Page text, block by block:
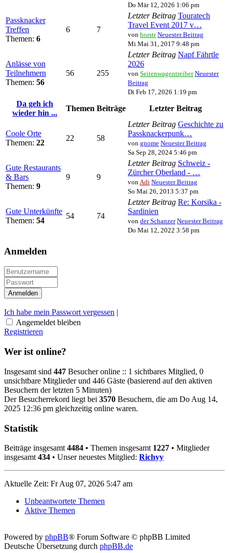
Do Mär 12, 2026 1:06 pm
Passknacker
Treffen
Themen: 6
6 7
Letzter Beitrag Touratech
Travel Event 2017 v…
von horstr Neuester Beitrag
Mi Mai 31, 2017 9:48 pm
Anlässe von
Teilnehmern
Themen: 56
56 255
Letzter Beitrag Napf Fährtle
2026
von Seitenwagentreiber Neuester
Beitrag
Di Feb 17, 2026 1:19 pm
Da geh ich
wieder hin ...
Themen Beiträge Letzter Beitrag
Coole Orte
Themen: 22
22 58
Letzter Beitrag Geschichte zu
Passknackerpunk…
von gnome Neuester Beitrag
Sa Sep 28, 2024 5:46 pm
Gute Restaurants
& Bars
Themen: 9
9 9
Letzter Beitrag Schweiz -
Zürcher Oberland - …
vonAdi Neuester Beitrag
So Mai 26, 2013 5:37 pm
Gute Unterkünfte
Themen: 54
54 74
Letzter Beitrag Re: Korsika -
Sardinien
von der Schanzer Neuester Beitrag
Do Mai 12, 2022 3:58 pm
Anmelden
Ich habe mein Passwort vergessen |
Angemeldet bleiben
Registrieren
Wer ist online?
Insgesamt sind 447 Besucher online :: 1 sichtbares Mitglied, 0
unsichtbare Mitglieder und 446 Gäste (basierend auf den aktiven
Besuchern der letzten 5 Minuten)
Der Besucherrekord liegt bei 3570 Besuchern, die am Do Aug 14,
2025 12:36 pm gleichzeitig online waren.
Statistik
Beiträge insgesamt 4484 • Themen insgesamt 1227 • Mitglieder
insgesamt 434 • Unser neuestes Mitglied: Richyy
Aktuelle Zeit: Fr Aug 07, 2026 5:47 am
Unbeantwortete Themen
Aktive Themen
Powered by phpBB® Forum Software © phpBB Limited
Deutsche Übersetzung durch phpBB.de